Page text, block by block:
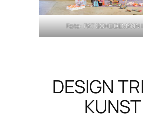
Foto: PAT SCHEIDEMANN
DESIGN
KUNST